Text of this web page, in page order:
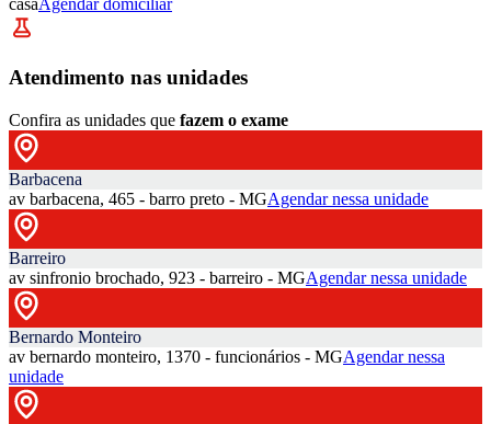
casaAgendar domiciliar
Atendimento nas unidades
Confira as unidades que fazem o exame
Barbacena
av barbacena, 465 - barro preto - MGAgendar nessa unidade
Barreiro
av sinfronio brochado, 923 - barreiro - MGAgendar nessa unidade
Bernardo Monteiro
av bernardo monteiro, 1370 - funcionários - MGAgendar nessa
unidade